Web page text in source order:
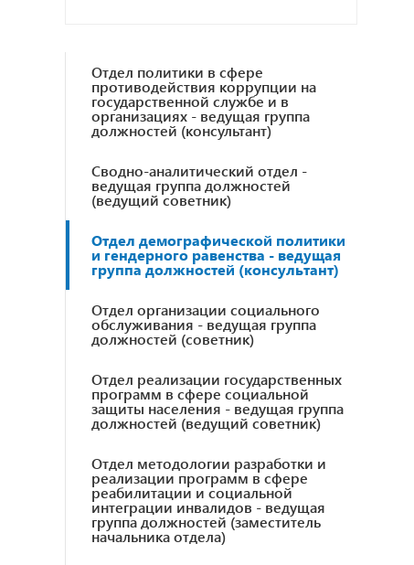
Отдел политики в сфере
противодействия коррупции на
государственной службе и в
организациях - ведущая группа
должностей (консультант)
Сводно-аналитический отдел -
ведущая группа должностей
(ведущий советник)
Отдел демографической политики
и гендерного равенства - ведущая
группа должностей (консультант)
Отдел организации социального
обслуживания - ведущая группа
должностей (советник)
Отдел реализации государственных
программ в сфере социальной
защиты населения - ведущая группа
должностей (ведущий советник)
Отдел методологии разработки и
реализации программ в сфере
реабилитации и социальной
интеграции инвалидов - ведущая
группа должностей (заместитель
начальника отдела)